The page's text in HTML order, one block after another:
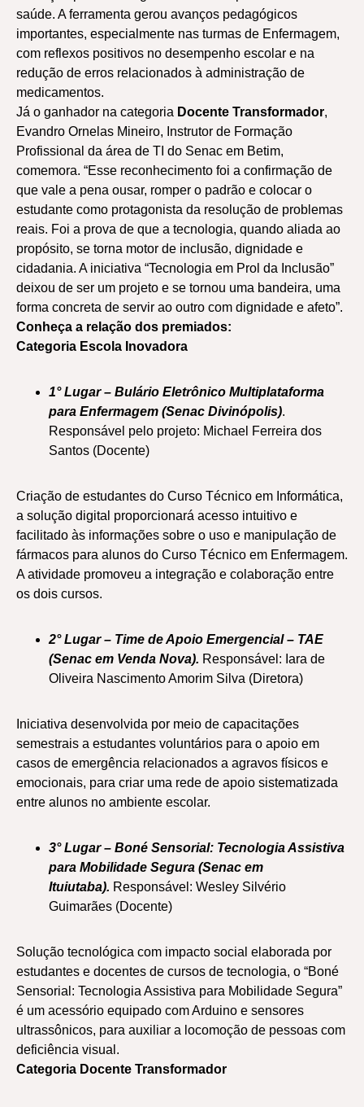
saúde. A ferramenta gerou avanços pedagógicos
importantes, especialmente nas turmas de Enfermagem,
com reflexos positivos no desempenho escolar e na
redução de erros relacionados à administração de
medicamentos.
Já o ganhador na categoria Docente Transformador,
Evandro Ornelas Mineiro, Instrutor de Formação
Profissional da área de TI do Senac em Betim,
comemora. “Esse reconhecimento foi a confirmação de
que vale a pena ousar, romper o padrão e colocar o
estudante como protagonista da resolução de problemas
reais. Foi a prova de que a tecnologia, quando aliada ao
propósito, se torna motor de inclusão, dignidade e
cidadania. A iniciativa “Tecnologia em Prol da Inclusão”
deixou de ser um projeto e se tornou uma bandeira, uma
forma concreta de servir ao outro com dignidade e afeto”.
Conheça a relação dos premiados:
Categoria Escola Inovadora
1° Lugar – Bulário Eletrônico Multiplataforma
para Enfermagem (Senac Divinópolis).
Responsável pelo projeto: Michael Ferreira dos
Santos (Docente)
Criação de estudantes do Curso Técnico em Informática,
a solução digital proporcionará acesso intuitivo e
facilitado às informações sobre o uso e manipulação de
fármacos para alunos do Curso Técnico em Enfermagem.
A atividade promoveu a integração e colaboração entre
os dois cursos.
2° Lugar – Time de Apoio Emergencial – TAE
(Senac em Venda Nova). Responsável: Iara de
Oliveira Nascimento Amorim Silva (Diretora)
Iniciativa desenvolvida por meio de capacitações
semestrais a estudantes voluntários para o apoio em
casos de emergência relacionados a agravos físicos e
emocionais, para criar uma rede de apoio sistematizada
entre alunos no ambiente escolar.
3° Lugar – Boné Sensorial: Tecnologia Assistiva
para Mobilidade Segura (Senac em
Ituiutaba). Responsável: Wesley Silvério
Guimarães (Docente)
Solução tecnológica com impacto social elaborada por
estudantes e docentes de cursos de tecnologia, o “Boné
Sensorial: Tecnologia Assistiva para Mobilidade Segura”
é um acessório equipado com Arduino e sensores
ultrassônicos, para auxiliar a locomoção de pessoas com
deficiência visual.
Categoria Docente Transformador